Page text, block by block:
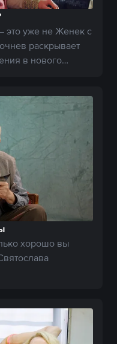
это уже не Женек с
раскрывает
в нового
хорошо вы